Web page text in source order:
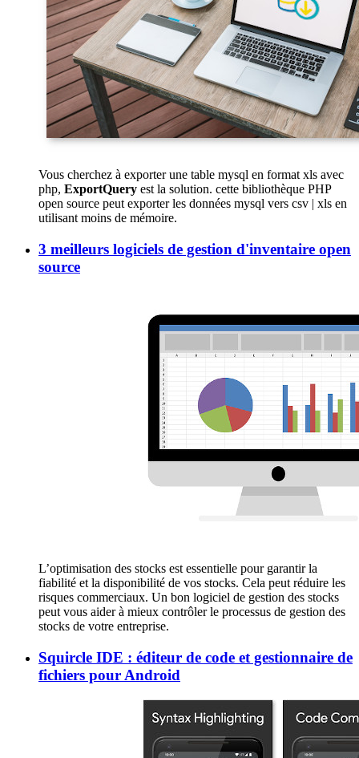
Vous cherchez à exporter une table mysql en format xls avec
php, ExportQuery est la solution. cette bibliothèque PHP
open source peut exporter les données mysql vers csv | xls en
utilisant moins de mémoire.
3 meilleurs logiciels de gestion d'inventaire open
source
L’optimisation des stocks est essentielle pour garantir la
fiabilité et la disponibilité de vos stocks. Cela peut réduire les
risques commerciaux. Un bon logiciel de gestion des stocks
peut vous aider à mieux contrôler le processus de gestion des
stocks de votre entreprise.
Squircle IDE : éditeur de code et gestionnaire de
fichiers pour Android